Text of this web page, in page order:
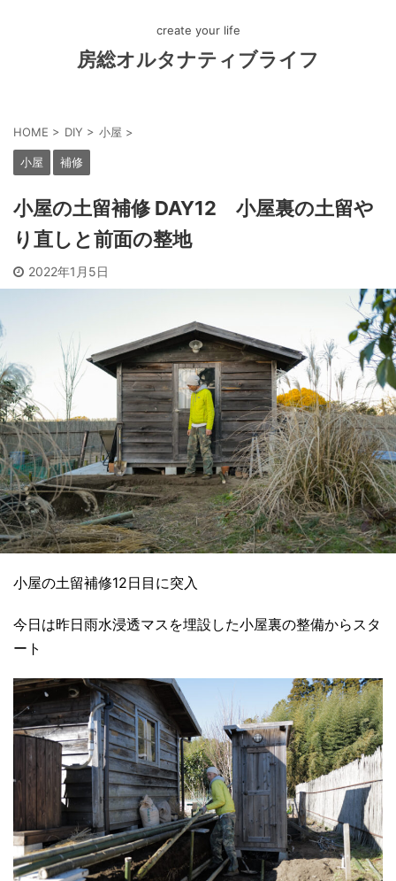
create your life
房総オルタナティブライフ
HOME > DIY > 小屋 >
小屋 補修
小屋の土留補修 DAY12 小屋裏の土留や
り直しと前面の整地
2022年1月5日
小屋の土留補修12日目に突入
今日は昨日雨水浸透マスを埋設した小屋裏の整備からスタ
ート